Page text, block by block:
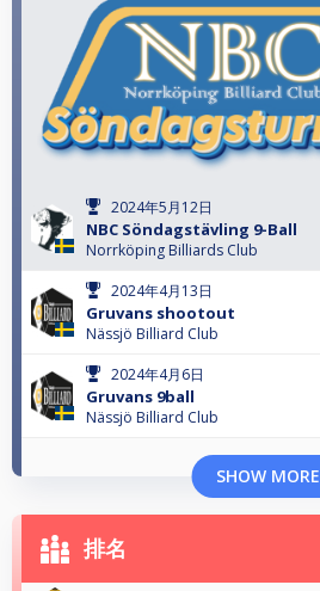
2024年5月12日
NBC Söndagstävling 9-Ball
Norrköping Billiards Club
2024年4月13日
Gruvans shootout
Nässjö Billiard Club
2024年4月6日
Gruvans 9ball
Nässjö Billiard Club
SHOW MORE
排名